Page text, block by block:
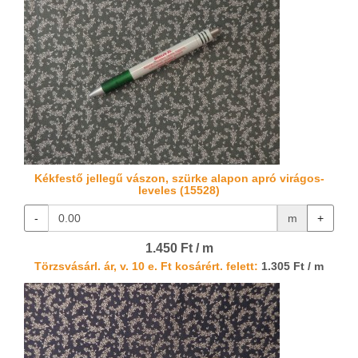
Kékfestő jellegű vászon, szürke alapon apró virágos-
leveles (15528)
- m +
1.450 Ft / m
Törzsvásárl. ár, v. 10 e. Ft kosárért. felett: 1.305 Ft / m